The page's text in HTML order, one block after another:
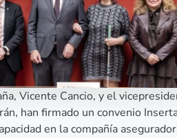
Vicente Cancio, y el
han firmado un convenio
en la compañía